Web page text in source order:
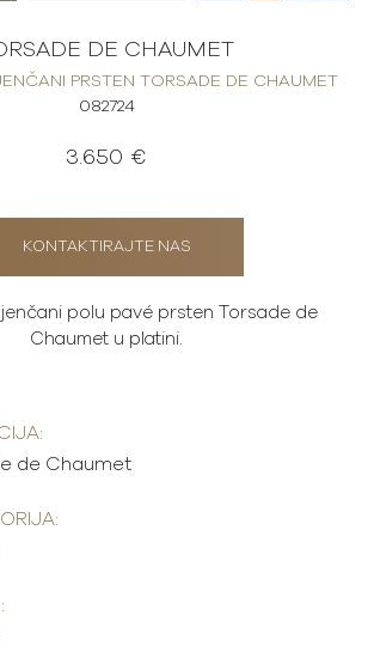
DE CHAUMET
PRSTEN TORSADE DE CHAUMET
082724
3.650 €
KONTAKTIRAJTE NAS
polu pavé prsten Torsade de
Chaumet u platini.
de Chaumet